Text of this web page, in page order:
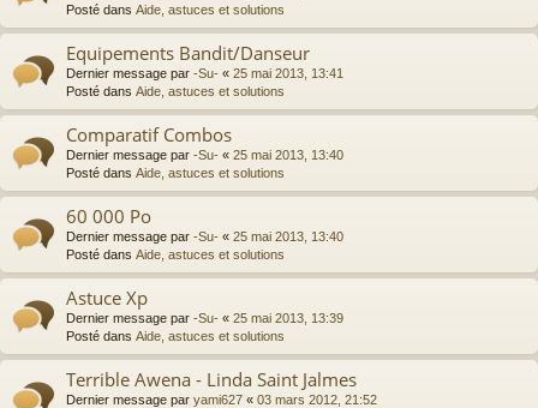
Posté dans Aide, astuces et solutions
Equipements Bandit/Danseur
Dernier message par -Su- « 25 mai 2013, 13:41
Posté dans Aide, astuces et solutions
Comparatif Combos
Dernier message par -Su- « 25 mai 2013, 13:40
Posté dans Aide, astuces et solutions
60 000 Po
Dernier message par -Su- « 25 mai 2013, 13:40
Posté dans Aide, astuces et solutions
Astuce Xp
Dernier message par -Su- « 25 mai 2013, 13:39
Posté dans Aide, astuces et solutions
Terrible Awena - Linda Saint Jalmes
Dernier message par yami627 « 03 mars 2012, 21:52